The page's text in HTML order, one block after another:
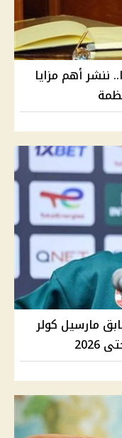
ننشر أهم مزايا
مارسيل كولر